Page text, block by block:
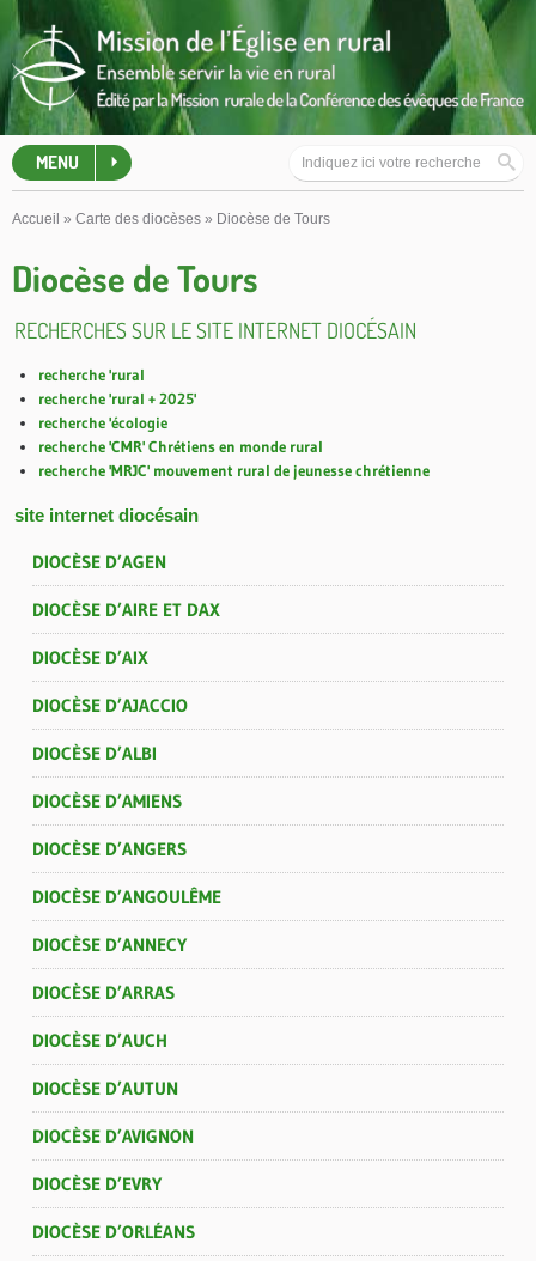
MENU
Accueil » Carte des diocèses » Diocèse de Tours
Diocèse de Tours
RECHERCHES SUR LE SITE INTERNET DIOCÉSAIN
recherche 'rural
recherche 'rural + 2025'
recherche 'écologie
recherche 'CMR' Chrétiens en monde rural
recherche 'MRJC' mouvement rural de jeunesse chrétienne
site internet diocésain
DIOCÈSE D’AGEN
DIOCÈSE D’AIRE ET DAX
DIOCÈSE D’AIX
DIOCÈSE D’AJACCIO
DIOCÈSE D’ALBI
DIOCÈSE D’AMIENS
DIOCÈSE D’ANGERS
DIOCÈSE D’ANGOULÊME
DIOCÈSE D’ANNECY
DIOCÈSE D’ARRAS
DIOCÈSE D’AUCH
DIOCÈSE D’AUTUN
DIOCÈSE D’AVIGNON
DIOCÈSE D’EVRY
DIOCÈSE D’ORLÉANS